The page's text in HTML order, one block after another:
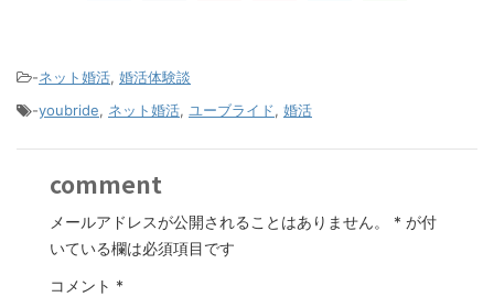
-ネット婚活, 婚活体験談
-youbride, ネット婚活, ユーブライド, 婚活
comment
メールアドレスが公開されることはありません。 * が付
いている欄は必須項目です
コメント *